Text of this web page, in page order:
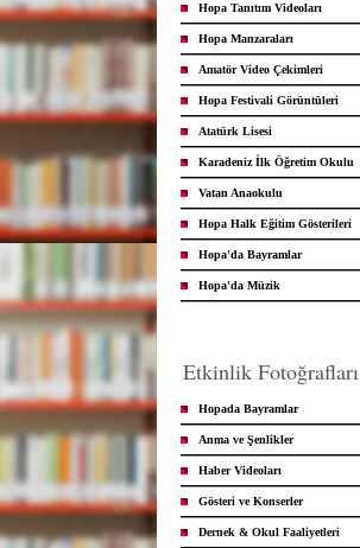
Hopa Tanıtım Videoları
Hopa Manzaraları
Amatör Video Çekimleri
Hopa Festivali Görüntüleri
Atatürk Lisesi
Karadeniz İlk Öğretim Okulu
Vatan Anaokulu
Hopa Halk Eğitim Gösterileri
Hopa'da Bayramlar
Hopa'da Müzik
Etkinlik Fotoğrafları
Hopada Bayramlar
Anma ve Şenlikler
Haber Videoları
Gösteri ve Konserler
Dernek & Okul Faaliyetleri